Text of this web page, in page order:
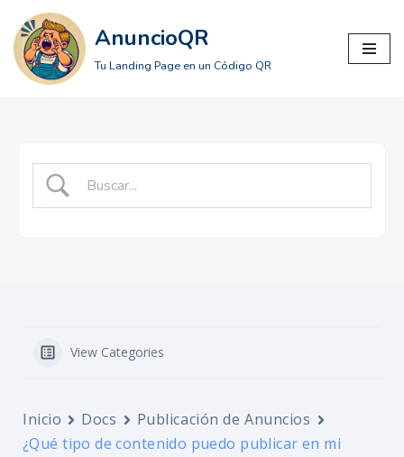
Saltar
al
AnuncioQR
Tu Landing Page en un Código QR
View Categories
Inicio Docs
Publicación de Anuncios
¿Qué tipo de contenido puedo publicar en mi